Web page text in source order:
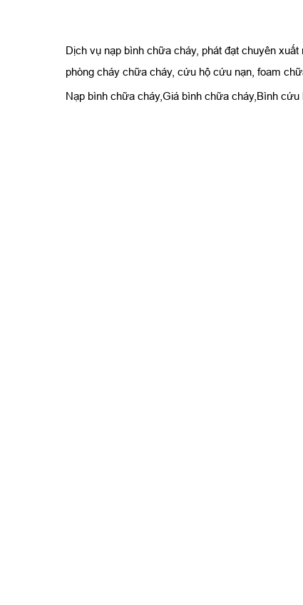
Dịch vụ nạp bình chữa cháy, phát đạt chuyên
phòng cháy chữa cháy, cứu hộ cứu nạn, foam
Nạp bình chữa cháy,Giá bình chữa cháy,Bình